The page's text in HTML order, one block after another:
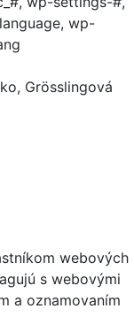
wp-
Grösslingová
webových
s webovými
a oznamovaním